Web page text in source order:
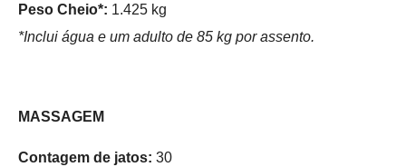
Peso Cheio*: 1.425 kg
*Inclui água e um adulto de 85 kg por assento.
MASSAGEM
Contagem de jatos: 30